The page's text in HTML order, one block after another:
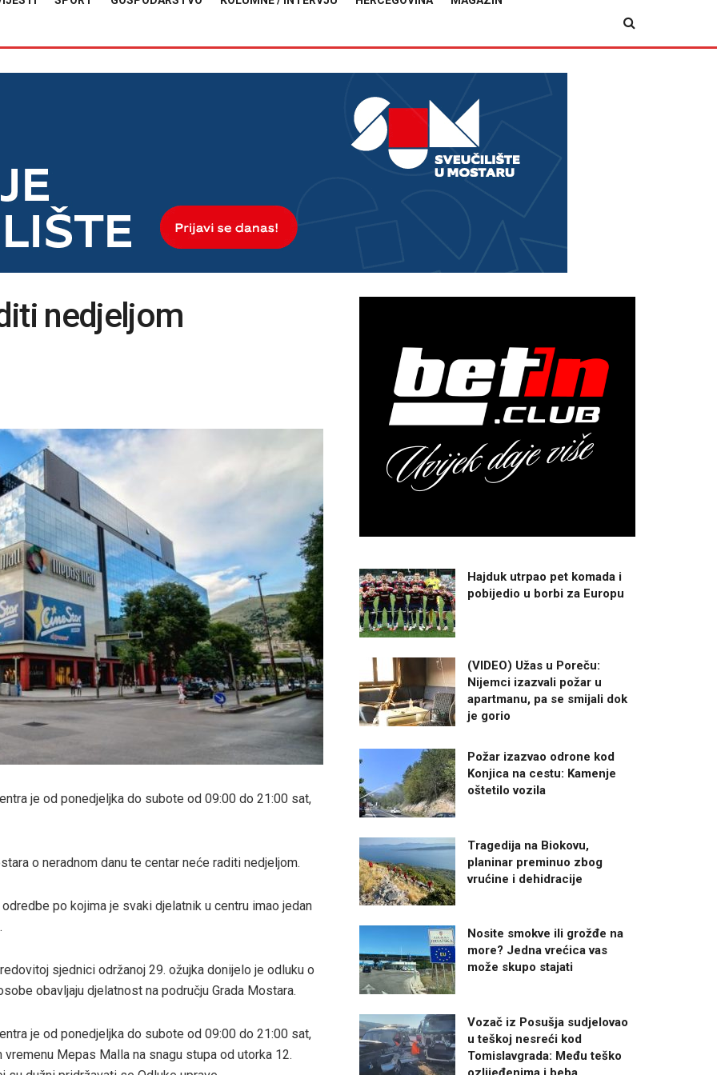
nedjeljom
je od ponedjeljka do subote od 09:00 do 21:00 sat,
o neradnom danu te centar neće raditi nedjeljom.
po kojima je svaki djelatnik u centru imao jedan
sjednici održanoj 29. ožujka donijelo je odluku o
obavljaju djelatnost na području Grada Mostara.
je od ponedjeljka do subote od 09:00 do 21:00 sat,
Mepas Malla na snagu stupa od utorka 12.
Hajduk utrpao pet komada i
pobijedio u borbi za Europu
(VIDEO) Užas u Poreču:
Nijemci izazvali požar u
apartmanu, pa se smijali dok
je gorio
Požar izazvao odrone kod
Konjica na cestu: Kamenje
oštetilo vozila
Tragedija na Biokovu,
planinar preminuo zbog
vrućine i dehidracije
Nosite smokve ili grožđe na
more? Jedna vrećica vas
može skupo stajati
Vozač iz Posušja sudjelovao
u teškoj nesreći kod
Tomislavgrada: Među teško